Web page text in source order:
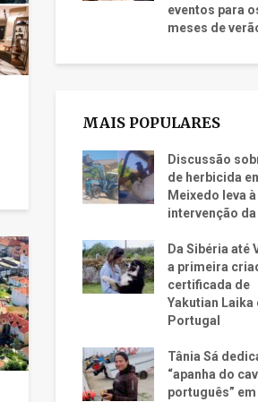
eventos para
meses de
MAIS POPULARES
Discussão
de herbicida
Meixedo leva à
intervenção da
Da Sibéria até
a primeira
certificada de
Yakutian Laika
Portugal
Tânia Sá
“apanha do
português” em